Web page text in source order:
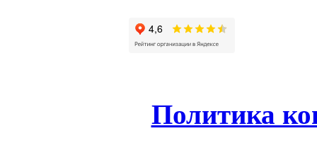
Политика